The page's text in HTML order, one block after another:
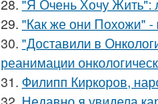
28. "Я Очень Хочу Жить":
29. "Как же они Похожи" -
30. "Доставили в
реанимации
31. Филипп Киркоров,